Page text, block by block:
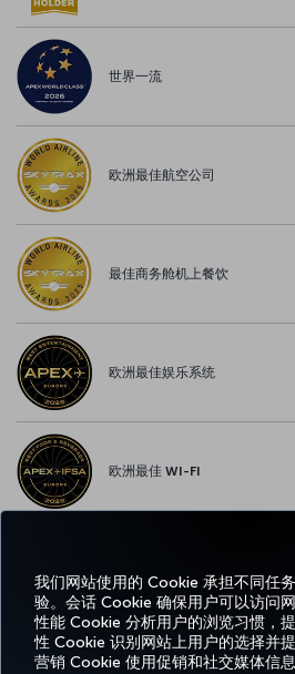
我们网站使用的 Cookie 承担不同任
验。会话 Cookie 确保用户可以访问
性能 Cookie 分析用户的浏览习惯，
性 Cookie 识别网站上用户的选择并
营销 Cookie 使用促销和社交媒体信
世界一流
欧洲最佳航空公司
最佳商务舱机上餐饮
欧洲最佳娱乐系统
欧洲最佳 WI-FI
Facebook
TwitterInstagram
YouTube
领英
预订
和管
体
验
优惠和
目的地
帮
助
Miles&Smiles